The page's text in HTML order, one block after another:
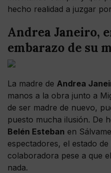
hecho realidad a juzgar
Andrea Janeiro,
embarazo de su
La madre de Andrea
manos a la obra junto a
de ser madre de nuevo,
puesto mucha ilusión. De
Belén Esteban en
espectadores, el estado
colaboradora pese a que
nada.